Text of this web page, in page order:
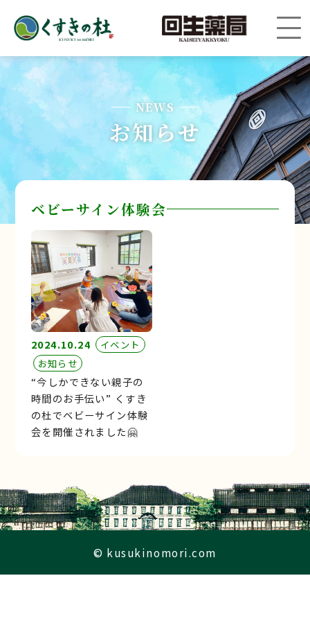
NEWS
お知らせ
ベビーサイン体験会
2024.10.24
イベント
お知らせ
“今しかできない親子の
時間のお手伝い” くすき
の杜でベビーサイン体験
会を開催されました🤗
© kusukinomori.com